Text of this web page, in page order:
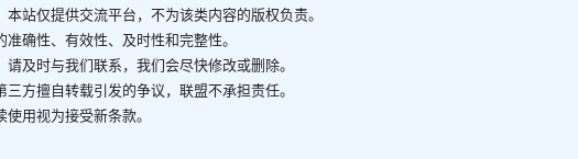
站仅提供交流平台，不为该类内容的版权负责。
确性、有效性、及时性和完整性。
及时与我们联系，我们会尽快修改或删除。
方擅自转载引发的争议，联盟不承担责任。
用视为接受新条款。